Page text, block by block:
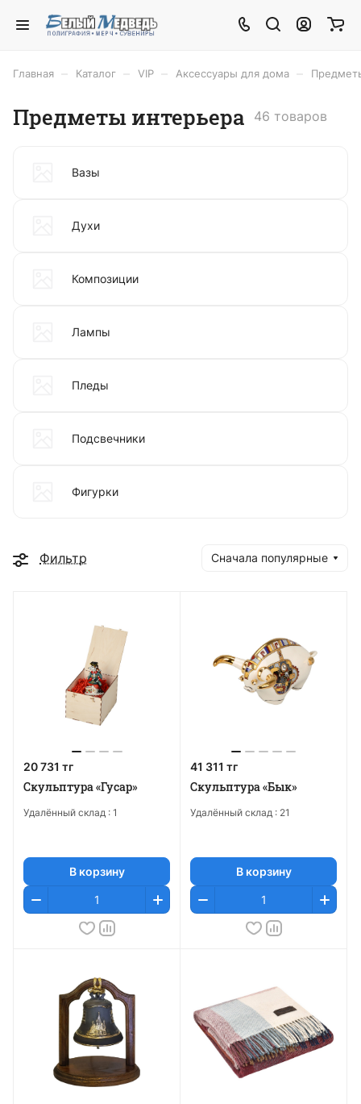
Главная Каталог VIP Аксессуары для дома
Предметы интерьера 46 товаров
Вазы
Духи
Композиции
Лампы
Пледы
Подсвечники
Фигурки
Фильтр Сначала популярные
20 731 тг
Скульптура «Гусар»
Удалённый склад : 1
В корзину
41 311 тг
Скульптура «Бык»
Удалённый склад : 21
В корзину